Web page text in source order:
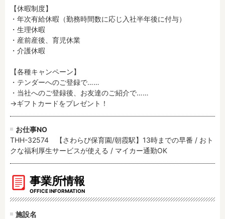
【休暇制度】
・年次有給休暇（勤務時間数に応じ入社半年後に付与）
・生理休暇
・産前産後、育児休業
・介護休暇
【各種キャンペーン】
・テンダーへのご登録で……
・当社へのご登録後、お友達のご紹介で……
→ギフトカードをプレゼント！
お仕事NO
THH-32574 【さわらび保育園/朝霞駅】13時までの早番 / おト
クな福利厚生サービスが使える / マイカー通勤OK
事業所情報
OFFICE INFORMATION
施設名